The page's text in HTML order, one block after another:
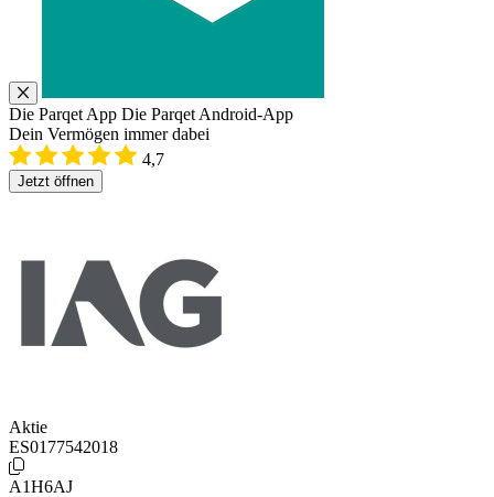
Die Parqet App Die Parqet Android-App
Dein Vermögen immer dabei
4,7
Jetzt öffnen
Aktie
ES0177542018
A1H6AJ